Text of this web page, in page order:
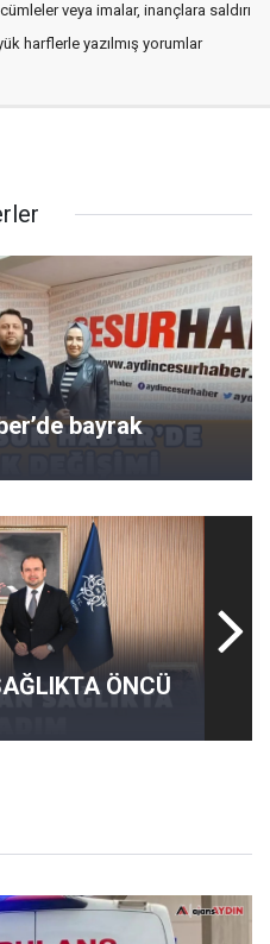
veya imalar, inançlara saldırı
harflerle yazılmış yorumlar
bayrak
ÖNCÜ